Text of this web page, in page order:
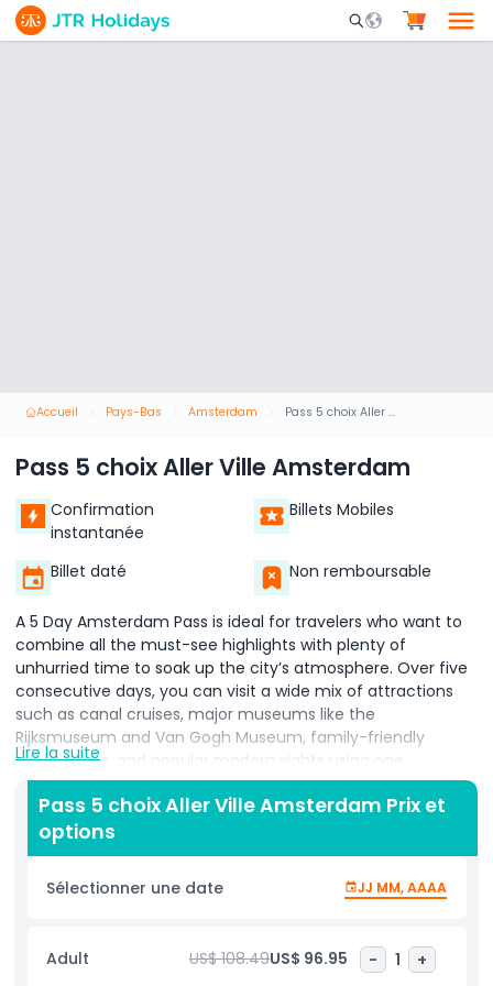
Mobile Search
Accueil Pays-Bas Amsterdam Pass 5 choix Aller Ville Amsterdam
Pass 5 choix Aller Ville Amsterdam
Confirmation
instantanée
Billets Mobiles
Billet daté Non remboursable
A 5 Day Amsterdam Pass is ideal for travelers who want to
combine all the must-see highlights with plenty of
unhurried time to soak up the city’s atmosphere. Over five
consecutive days, you can visit a wide mix of attractions
such as canal cruises, major museums like the
Rijksmuseum and Van Gogh Museum, family-friendly
experiences, and popular modern sights using one
convenient digital ticket instead of buying separate entries.
The longer validity means you can plan a balanced
schedule: explore the historic canal belt and Jordaan one
day, focus on the Museum Quarter the next, then add days
for trendy neighborhoods, markets, and optional trips to
windmills or nearby villages without feeling rushed. This
longer stay who want flexibility, value, and the freedom to
adjust daily plans to the weather or mood while knowing
Lire la suite
Pass 5 choix Aller Ville Amsterdam Prix et
options
Sélectionner une date JJ MM, AAAA
Adult US$ 108.49US$ 96.95 - 1 +